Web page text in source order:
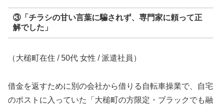
③「チラシの甘い言葉に騙されず、専門家に頼って正
解でした」
（大槌町在住 / 50代 女性 / 派遣社員）
借金を返すために別の会社から借りる自転車操業で、自宅
のポストに入っていた「大槌町の方限定・ブラックでも融